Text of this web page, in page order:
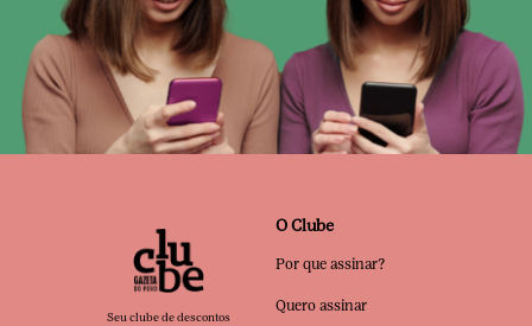
Seu clube de descontos
O Clube
Por que assinar?
Quero assinar